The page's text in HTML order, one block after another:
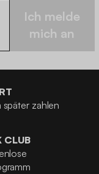
Ich melde
mich an
zahlen
CLUB